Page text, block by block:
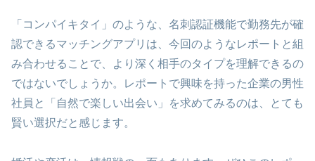
「コンパイキタイ」のような、名刺認証機能で勤務先が確
認できるマッチングアプリは、今回のようなレポートと組
み合わせることで、より深く相手のタイプを理解できるの
ではないでしょうか。レポートで興味を持った企業の男性
社員と「自然で楽しい出会い」を求めてみるのは、とても
賢い選択だと感じます。